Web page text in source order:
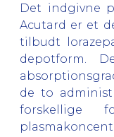
Det indgivne
Acutard er et
tilbudt
depotform.
de to
forskellige